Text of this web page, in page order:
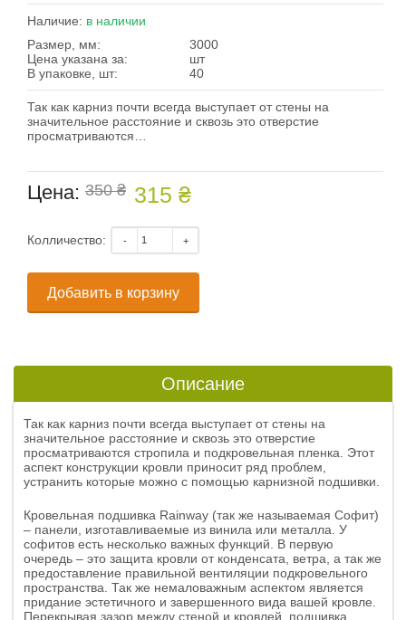
Наличие: в наличии
Размер, мм:
3000
Цена указана за:
шт
В упаковке, шт:
40
Так как карниз почти всегда выступает от стены на
значительное расстояние и сквозь это отверстие
просматриваются…
Цена: 350 ₴ 315 ₴
Колличество:
Добавить в корзину
Описание
Так как карниз почти всегда выступает от стены на
значительное расстояние и сквозь это отверстие
просматриваются стропила и подкровельная пленка. Этот
аспект конструкции кровли приносит ряд проблем,
устранить которые можно с помощью карнизной подшивки.
Кровельная подшивка Rainway (так же называемая Софит)
– панели, изготавливаемые из винила или металла. У
софитов есть несколько важных функций. В первую
очередь – это защита кровли от конденсата, ветра, а так же
предоставление правильной вентиляции подкровельного
пространства. Так же немаловажным аспектом является
придание эстетичного и завершенного вида вашей кровле.
Перекрывая зазор между стеной и кровлей, подшивка